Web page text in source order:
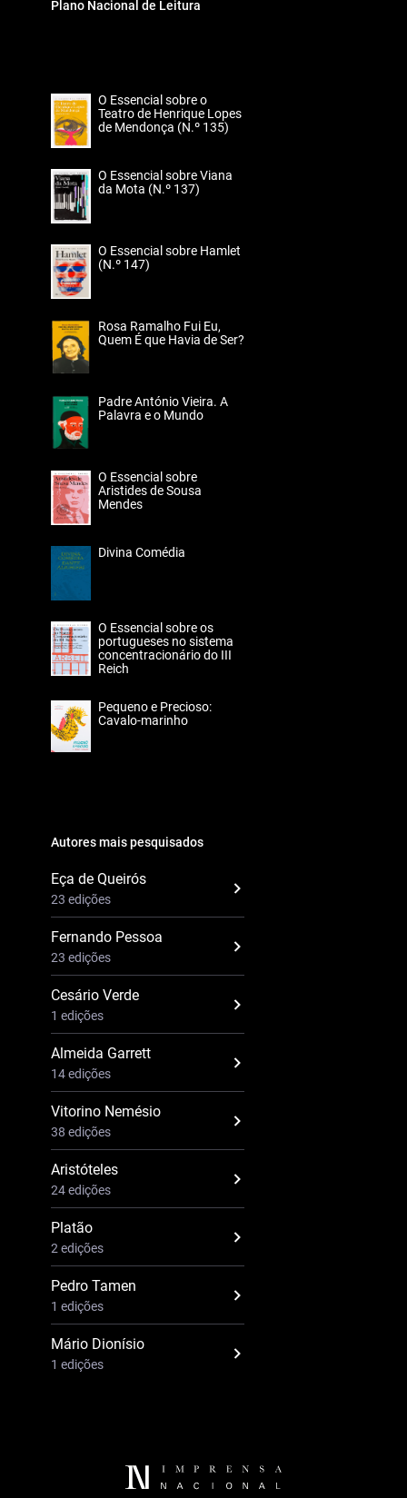
Plano Nacional de Leitura
O Essencial sobre o
Teatro de Henrique Lopes
de Mendonça (N.º 135)
O Essencial sobre Viana
da Mota (N.º 137)
O Essencial sobre Hamlet
(N.º 147)
Rosa Ramalho Fui Eu,
Quem É que Havia de Ser?
Padre António Vieira. A
Palavra e o Mundo
O Essencial sobre
Aristides de Sousa
Mendes
Divina Comédia
O Essencial sobre os
portugueses no sistema
concentracionário do III
Reich
Pequeno e Precioso:
Cavalo-marinho
Autores mais pesquisados
Eça de Queirós
23 edições
Fernando Pessoa
23 edições
Cesário Verde
1 edições
Almeida Garrett
14 edições
Vitorino Nemésio
38 edições
Aristóteles
24 edições
Platão
2 edições
Pedro Tamen
1 edições
Mário Dionísio
1 edições